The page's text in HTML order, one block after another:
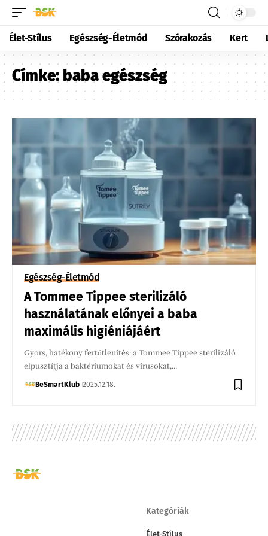
Élet-Stílus Egészség-Életmód Szórakozás Kert
Címke: baba egészség
Egészség-Életmód
A Tommee Tippee sterilizáló
használatának előnyei a baba
maximális higiéniájáért
Gyors, hatékony fertőtlenítés: a Tommee Tippee sterilizáló
elpusztítja a baktériumokat és vírusokat,…
BeSmartKlub 2025.12.18.
Kategóriák
Élet-Stílus